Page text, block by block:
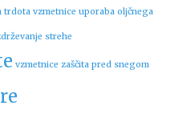
trdota vzmetnice uporaba oljčnega
strehe
vzmetnice zaščita pred snegom